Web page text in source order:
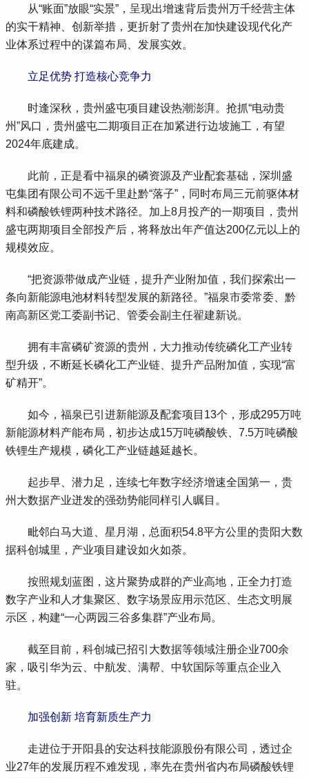
从“账面”放眼“实景”，呈现出增速背后贵州万千经营主体
的实干精神、创新举措，更折射了贵州在加快建设现代化产
业体系过程中的谋篇布局、发展实效。
立足优势 打造核心竞争力
时逢深秋，贵州盛屯项目建设热潮澎湃。抢抓“电动贵
州”风口，贵州盛屯二期项目正在加紧进行边坡施工，有望
2024年底建成。
此前，正是看中福泉的磷资源及产业配套基础，深圳盛
屯集团有限公司不远千里赴黔“落子”，同时布局三元前驱体材
料和磷酸铁锂两种技术路径。加上8月投产的一期项目，贵州
盛屯两期项目全部投产后，将释放出年产值达200亿元以上的
规模效应。
“把资源带做成产业链，提升产业附加值，我们探索出一
条向新能源电池材料转型发展的新路径。”福泉市委常委、黔
南高新区党工委副书记、管委会副主任翟建新说。
拥有丰富磷矿资源的贵州，大力推动传统磷化工产业转
型升级，不断延长磷化工产业链、提升产品附加值，实现“富
矿精开”。
如今，福泉已引进新能源及配套项目13个，形成295万吨
新能源材料产能布局，初步达成15万吨磷酸铁、7.5万吨磷酸
铁锂生产规模，磷化工产业链越延越长。
起步早、潜力足，连续七年数字经济增速全国第一，贵
州大数据产业迸发的强劲势能同样引人瞩目。
毗邻白马大道、星月湖，总面积54.8平方公里的贵阳大数
据科创城里，产业项目建设如火如荼。
按照规划蓝图，这片聚势成群的产业高地，正全力打造
数字产业和人才集聚区、数字场景应用示范区、生态文明展
示区，构建“一心两园三谷多集群”产业布局。
截至目前，科创城已招引大数据等领域注册企业700余
家，吸引华为云、中航发、满帮、中软国际等重点企业入
驻。
加强创新 培育新质生产力
走进位于开阳县的安达科技能源股份有限公司，透过企
业27年的发展历程不难发现，率先在贵州省内布局磷酸铁锂